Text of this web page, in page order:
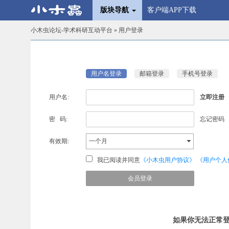
版块导航 客户端APP下载
小木虫论坛-学术科研互动平台 » 用户登录
用户名登录 邮箱登录 手机号登录
用户名: 立即注册
密 码: 忘记密码
有效期: 一个月
我已阅读并同意《小木虫用户协议》 《用户个
如果你无法正常